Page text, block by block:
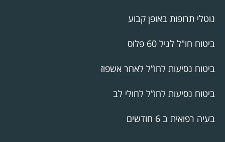
נוטלי תרופות באופן קבוע
ביטוח חו"ל לגיל 60 פלוס
ביטוח נסיעות לחו”ל לאחר אשפוז
ביטוח נסיעות לחו”ל לחולי לב
בעיה רפואית ב 6 חודשים